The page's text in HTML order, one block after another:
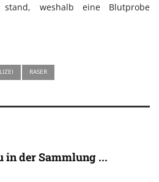
stand, weshalb eine Blutprobe
RASER
in der Sammlung ...